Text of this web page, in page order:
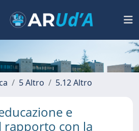
5 Altro 5.12 Altro
e
rapporto con la